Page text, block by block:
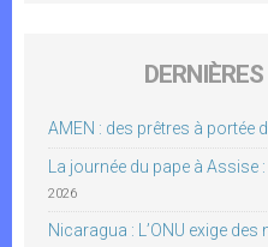
AMEN : des prêtres à portée
La journée du pape à Assise :
2026
Nicaragua : L’ONU exige